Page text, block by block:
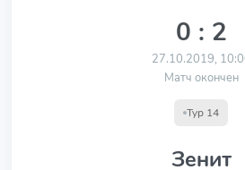
0 : 2
27.10.2019,
Матч окончен
Тур 14
Зенит